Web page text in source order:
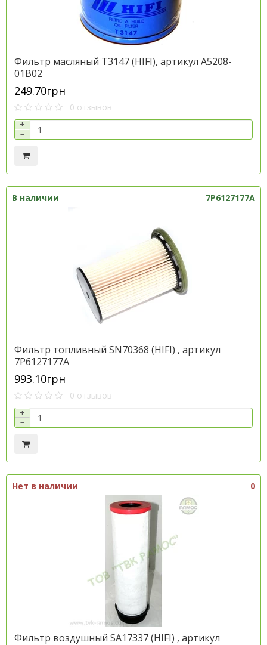
Фильтр масляный T3147 (HIFI), артикул A5208-
01B02
249.70грн
0 отзывов
+
−
В наличии 7P6127177A
Фильтр топливный SN70368 (HIFI) , артикул
7P6127177A
993.10грн
0 отзывов
+
−
Нет в наличии 0
Фильтр воздушный SA17337 (HІFІ) , артикул